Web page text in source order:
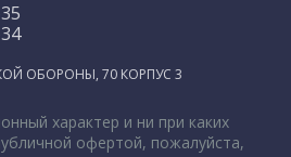
ОБОРОНЫ, 70 КОРПУС 3
характер и ни при каких
офертой, пожалуйста,